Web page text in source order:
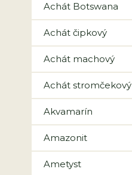
Achát Botswana
Achát čipkový
Achát machový
Achát stromčekový
Akvamarín
Amazonit
Ametyst